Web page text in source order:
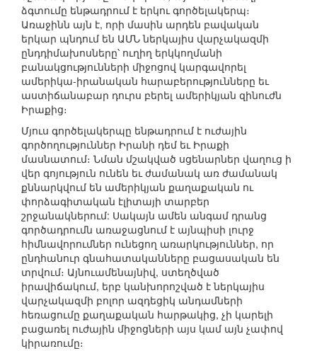
ձգտումը ենթադրում է երկու գործելակերպ։
Առաջինն այն է, որի մասին արդեն բավական
երկար պնդում են ԱՄՆ ներկայիս վարչակազմի
ընդդիմախոսները՝ ուղիղ երկկողմանի
բանակցությունների միջոցով կարգավորել
ամերիկա-իրանական հարաբերությունները եւ
աստիճանաբար դուրս բերել ամերիկյան զինուժն
Իրաքից։
Մյուս գործելակերպը ենթադրում է ուժային
գործողություններ Իրանի դեմ եւ Իրաքի
մասնատում։ Նման մշակված սցենարներ վաղուց ի
վեր գոյություն ունեն եւ ժամանակ առ ժամանակ
քննարկվում են ամերիկյան քաղաքական ու
փորձագիտական էլիտայի տարբեր
շրջանակներում: Սակայն ամեն անգամ դրանց
գործադրումն առաջացնում է այնպիսի լուրջ
հիմնավորումներ ունեցող առարկություններ, որ
ընդհանուր գնահատականները բացասական են
տրվում։ Այնուամենայնիվ, ստեղծված
իրավիճակում, երբ կանխորոշված է ներկայիս
վարչակազմի բոլոր ազդեցիկ անդամների
հեռացումը քաղաքական հարթակից, չի կարելի
բացառել ուժային միջոցների այս կամ այն չափով
կիրառումը։